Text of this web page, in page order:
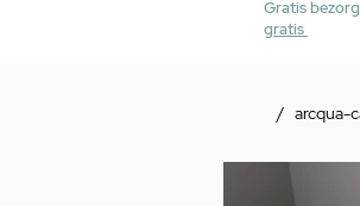
Gratis
gratis
/ arcqua-